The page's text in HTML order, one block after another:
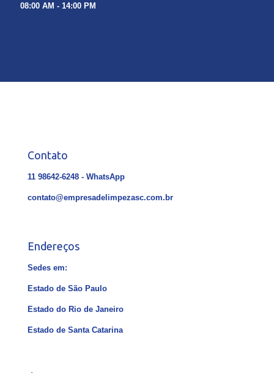
08:00 AM - 14:00 PM
Contato
11 98642-6248 - WhatsApp
contato@empresadelimpezasc.com.br
Endereços
Sedes em:
Estado de São Paulo
Estado do Rio de Janeiro
Estado de Santa Catarina